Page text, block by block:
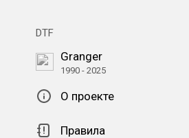
DTF
Granger
1990 - 2025
О проекте
Правила